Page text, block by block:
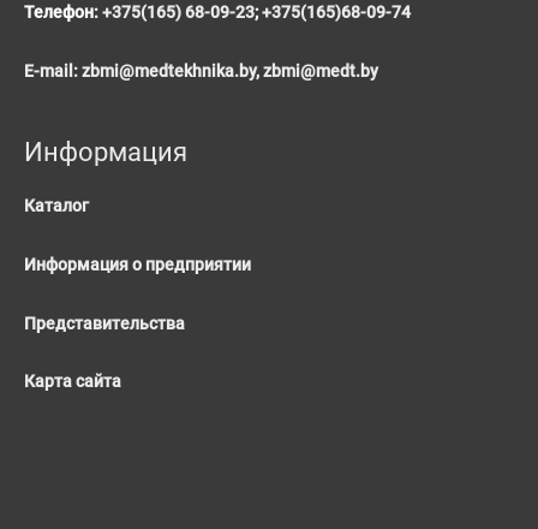
Телефон:+375(165) 68-09-23;+375(165)68-09-74
E-mail:zbmi@medtekhnika.by,zbmi@medt.by
Информация
Каталог
Информация о предприятии
Представительства
Карта сайта